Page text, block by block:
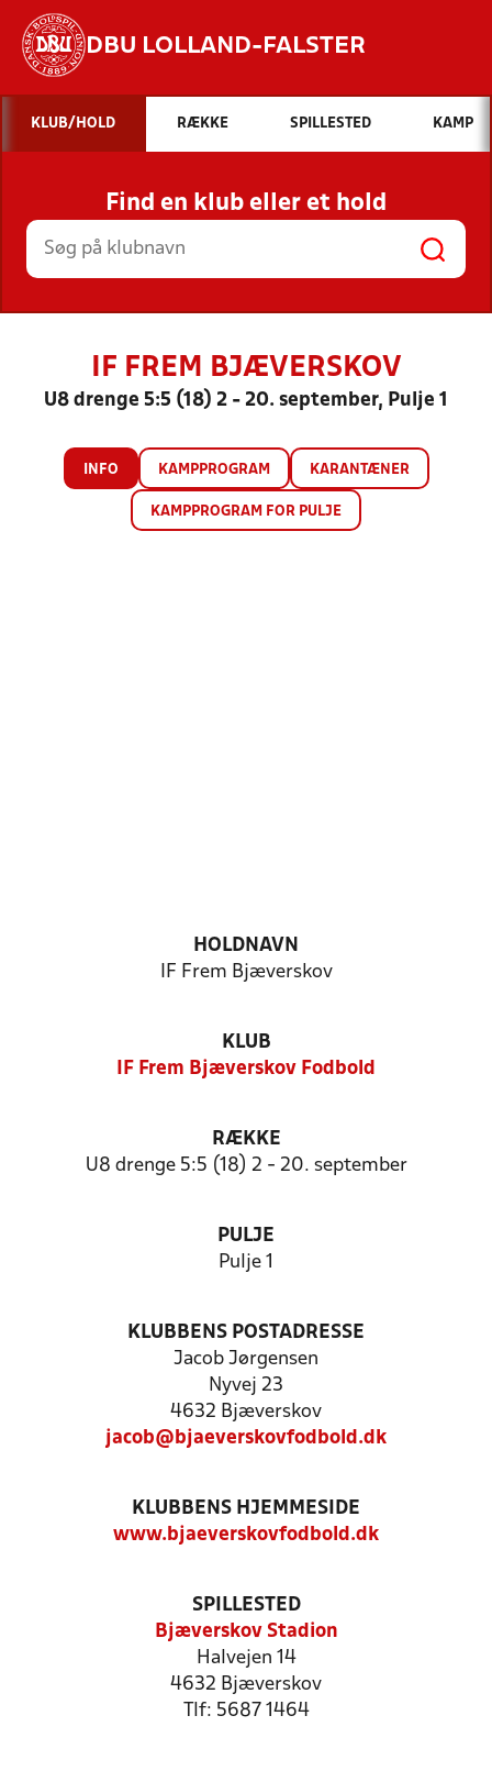
DBU LOLLAND-FALSTER
Hvad vil du søge efter?
INDHOLD OG NYHEDER
STILLINGER, RESULTATER, KLUBBER OG
HOLD
KLUB/HOLD RÆKKE SPILLESTED KAMP
Find en klub eller et hold
IF FREM BJÆVERSKOV
U8 drenge 5:5 (18) 2 - 20. september, Pulje 1
INFO KAMPPROGRAM KARANTÆNER
KAMPPROGRAM FOR PULJE
HOLDNAVN
IF Frem Bjæverskov
KLUB
IF Frem Bjæverskov Fodbold
RÆKKE
U8 drenge 5:5 (18) 2 - 20. september
PULJE
Pulje 1
KLUBBENS POSTADRESSE
Jacob Jørgensen
Nyvej 23
4632 Bjæverskov
jacob@bjaeverskovfodbold.dk
KLUBBENS HJEMMESIDE
www.bjaeverskovfodbold.dk
SPILLESTED
Bjæverskov Stadion
Halvejen 14
4632 Bjæverskov
Tlf: 5687 1464